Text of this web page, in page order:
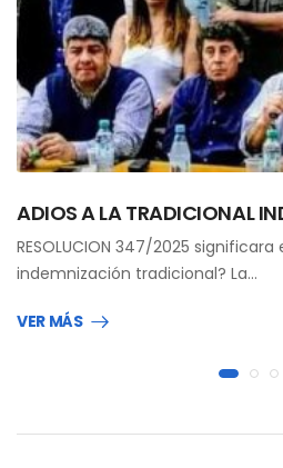
ADIOS A LA TRADICIONAL
RESOLUCION 347/2025 significara
indemnización tradicional? La…
VER MÁS